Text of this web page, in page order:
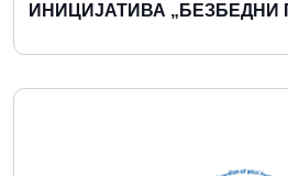
ИНИЦИЈАТИВА „БЕЗБЕДНИ